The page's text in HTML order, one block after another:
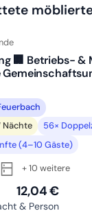
🏢 Betriebs- &
Nächte
56×
(4–10 Gäste)
+ 10 weitere
12,04 €
& Person